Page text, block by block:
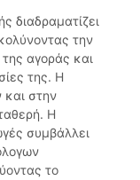
διαδραματίζει
την
αγοράς και
της. Η
και στην
Η
συμβάλλει
το